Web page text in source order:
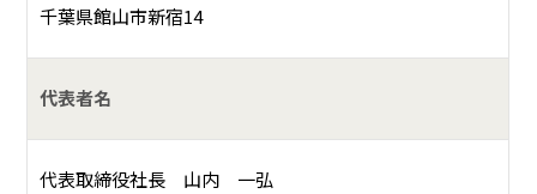
千葉県館山市新宿14
代表者名
代表取締役社長 山内 一弘